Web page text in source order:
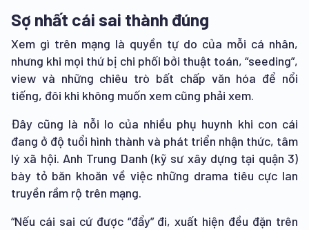
Sợ nhất cái sai thành đúng
Xem gì trên mạng là quyền tự do của mỗi cá nhân,
nhưng khi mọi thứ bị chi phối bởi thuật toán, “seeding”,
view và những chiêu trò bất chấp văn hóa để nổi
tiếng, đôi khi không muốn xem cũng phải xem.
Đây cũng là nỗi lo của nhiều phụ huynh khi con cái
đang ở độ tuổi hình thành và phát triển nhận thức, tâm
lý xã hội. Anh Trung Danh (kỹ sư xây dựng tại quận 3)
bày tỏ băn khoăn về việc những drama tiêu cực lan
truyền rầm rộ trên mạng.
“Nếu cái sai cứ được “đẩy” đi, xuất hiện đều đặn trên